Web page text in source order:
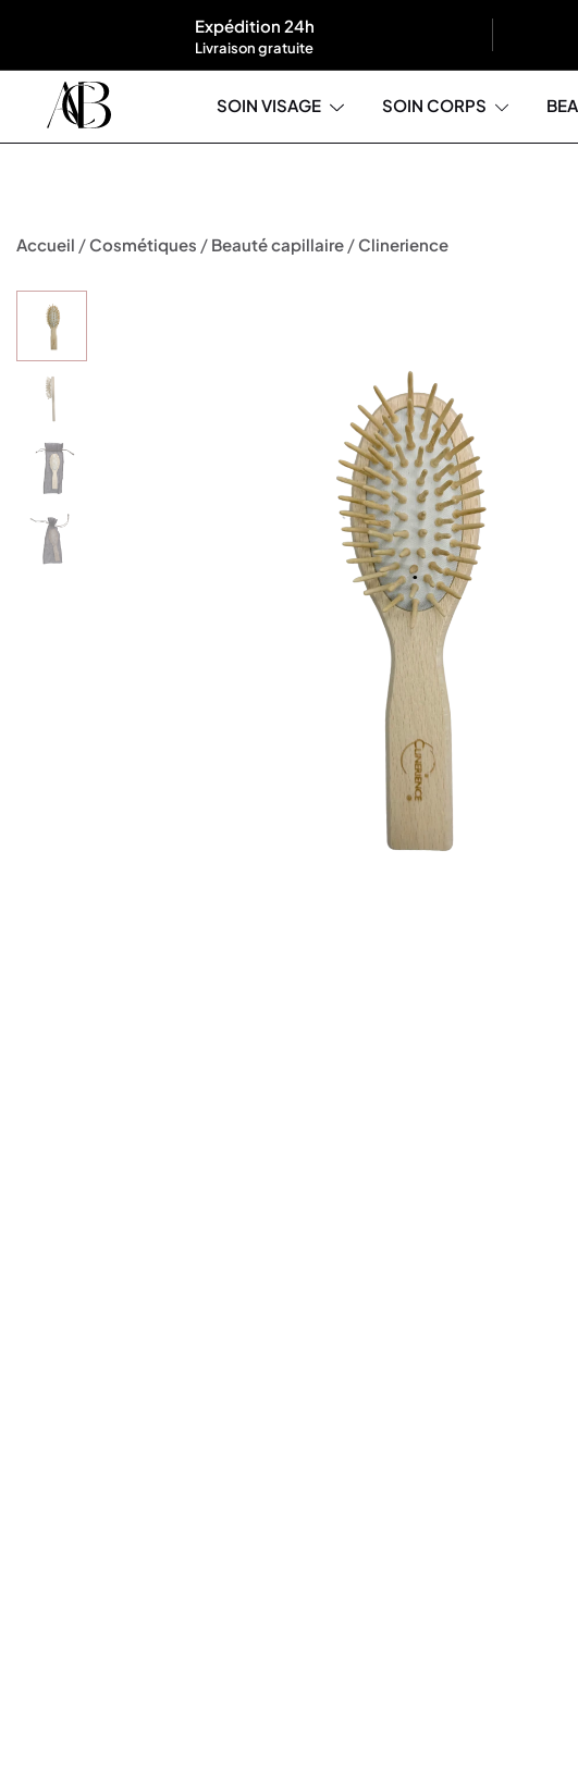
Expédition 24h
Livraison gratuite
SOIN VISAGE SOIN CORPS
Accueil /Cosmétiques / Beauté capillaire /Clinerience